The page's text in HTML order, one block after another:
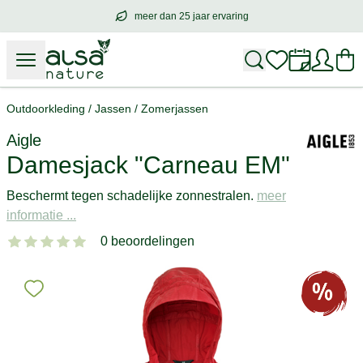
meer dan 25 jaar ervaring
meer dan25 jaar ervaring
Outdoorkleding / Jassen / Zomerjassen
Aigle
Damesjack "Carneau EM"
Beschermt tegen schadelijke zonnestralen. meer
informatie ...
0 beoordelingen